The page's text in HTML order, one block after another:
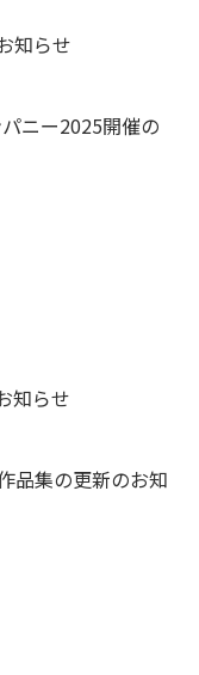
知らせ
ニー2025開催の
知らせ
品集の更新のお知